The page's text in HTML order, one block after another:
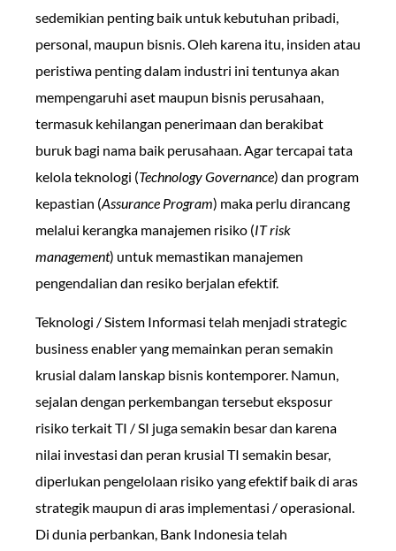
sedemikian penting baik untuk kebutuhan pribadi,
personal, maupun bisnis. Oleh karena itu, insiden atau
peristiwa penting dalam industri ini tentunya akan
mempengaruhi aset maupun bisnis perusahaan,
termasuk kehilangan penerimaan dan berakibat
buruk bagi nama baik perusahaan. Agar tercapai tata
kelola teknologi (Technology Governance) dan program
kepastian (Assurance Program) maka perlu dirancang
melalui kerangka manajemen risiko (IT risk
management) untuk memastikan manajemen
pengendalian dan resiko berjalan efektif.
Teknologi / Sistem Informasi telah menjadi strategic
business enabler yang memainkan peran semakin
krusial dalam lanskap bisnis kontemporer. Namun,
sejalan dengan perkembangan tersebut eksposur
risiko terkait TI / SI juga semakin besar dan karena
nilai investasi dan peran krusial TI semakin besar,
diperlukan pengelolaan risiko yang efektif baik di aras
strategik maupun di aras implementasi / operasional.
Di dunia perbankan, Bank Indonesia telah